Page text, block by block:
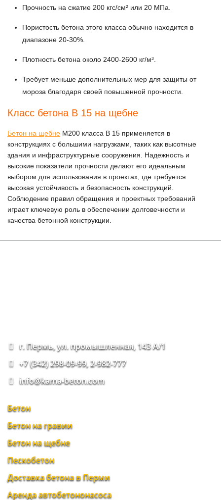
Прочность на сжатие 200 кгс/см² или 20 МПа.
Пористость бетона этого класса обычно находится в
диапазоне 20-30%.
Плотность бетона около 2400-2600 кг/м³.
Требует меньше дополнительных мер для защиты от
мороза благодаря своей повышенной прочности.
Класс бетона В 15 на щебне
Бетон на щебне М200 класса В 15 применяется в
конструкциях с большими нагрузками, таких как высотные
здания и инфраструктурные сооружения. Надежность и
высокие показатели прочности делают его идеальным
выбором для использования в проектах, где требуется
высокая устойчивость и безопасность конструкций.
Соблюдение правил обращения и проектных требований
играет ключевую роль в обеспечении долговечности и
качества бетонной конструкции.
г. Пермь, ул. промышленная, 143 А/1
+7 (342) 298-09-99, 2-982-777
info@kama-beton.com
Бетон
Бетон на гравии
Бетон на щебне
Пескобетон
Доставка бетона в Перми
Аренда автобетононасоса